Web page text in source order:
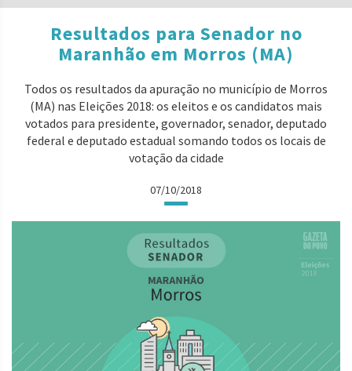
Resultados para Senador no
Maranhão em Morros (MA)
Todos os resultados da apuração no município de Morros
(MA) nas Eleições 2018: os eleitos e os candidatos mais
votados para presidente, governador, senador, deputado
federal e deputado estadual somando todos os locais de
votação da cidade
07/10/2018